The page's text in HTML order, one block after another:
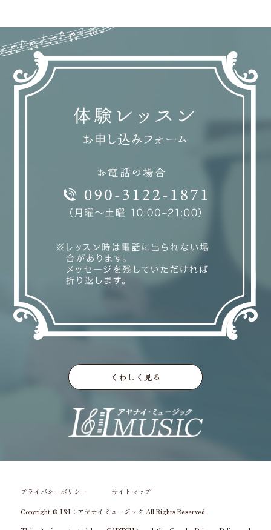
くわしく見る
プライバシーポリシー サイトマップ
Copyright © I&I：アヤナイミュージック All Rights Reserved.